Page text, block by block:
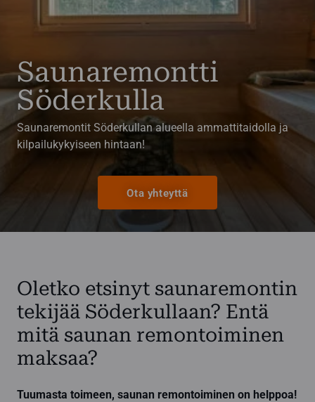
Saunaremontti
Söderkulla
Saunaremontit Söderkullan alueella ammattitaidolla ja
kilpailukykyiseen hintaan!
Ota yhteyttä
Oletko etsinyt saunaremontin
tekijää Söderkullaan? Entä
mitä saunan remontoiminen
maksaa?
Tuumasta toimeen, saunan remontoiminen on helppoa!